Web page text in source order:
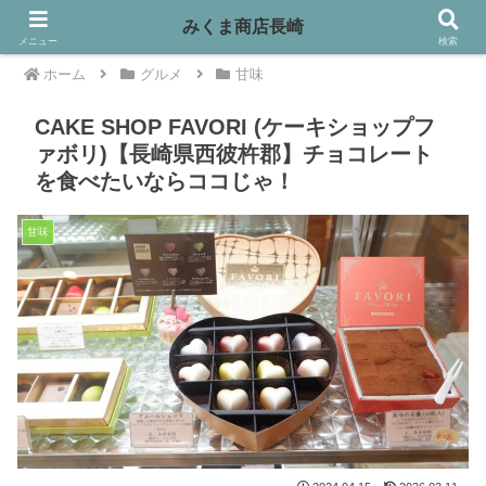
ホーム グルメ 甘味
CAKE SHOP FAVORI (ケーキショップフ
ァボリ)【長崎県西彼杵郡】チョコレート
を食べたいならココじゃ！
甘味
メニュー
みくま商店長崎
検索